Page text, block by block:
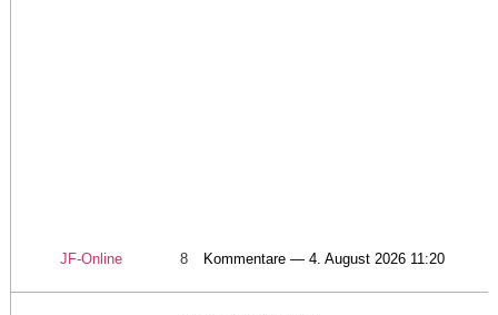
JF-Online 8 Kommentare — 4. August 2026 11:20